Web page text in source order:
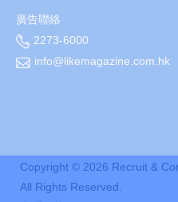
廣告聯絡
2273-6000
info@likemagazine.com.hk
Copyright © 2026 Recruit &
All Rights Reserved.